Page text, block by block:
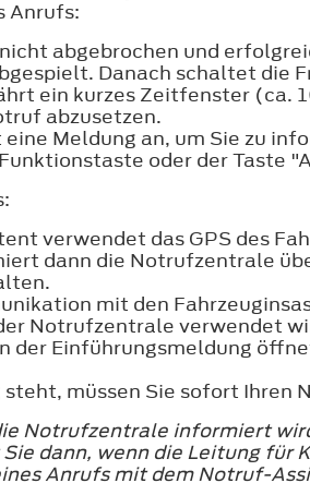
Anrufs:
abgebrochen und
Danach schaltet die
ein kurzes Zeitfenster (ca.
abzusetzen.
eine Meldung an, um Sie zu
oder der Taste
verwendet das GPS des
dann die Notrufzentrale
mit den
Notrufzentrale verwendet
der Einführungsmeldung
steht, müssen Sie sofort
Notrufzentrale informiert
dann, wenn die Leitung
Anrufs mit dem Notruf-